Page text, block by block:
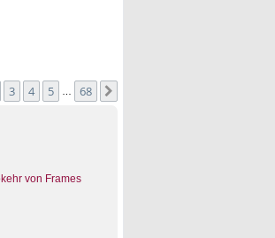
68
3 4 5 68
von Frames